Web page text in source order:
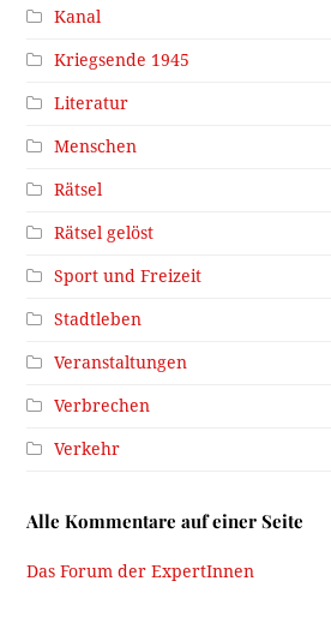
Kanal
Kriegsende 1945
Literatur
Menschen
Rätsel
Rätsel gelöst
Sport und Freizeit
Stadtleben
Veranstaltungen
Verbrechen
Verkehr
Alle Kommentare auf einer Seite
Das Forum der ExpertInnen